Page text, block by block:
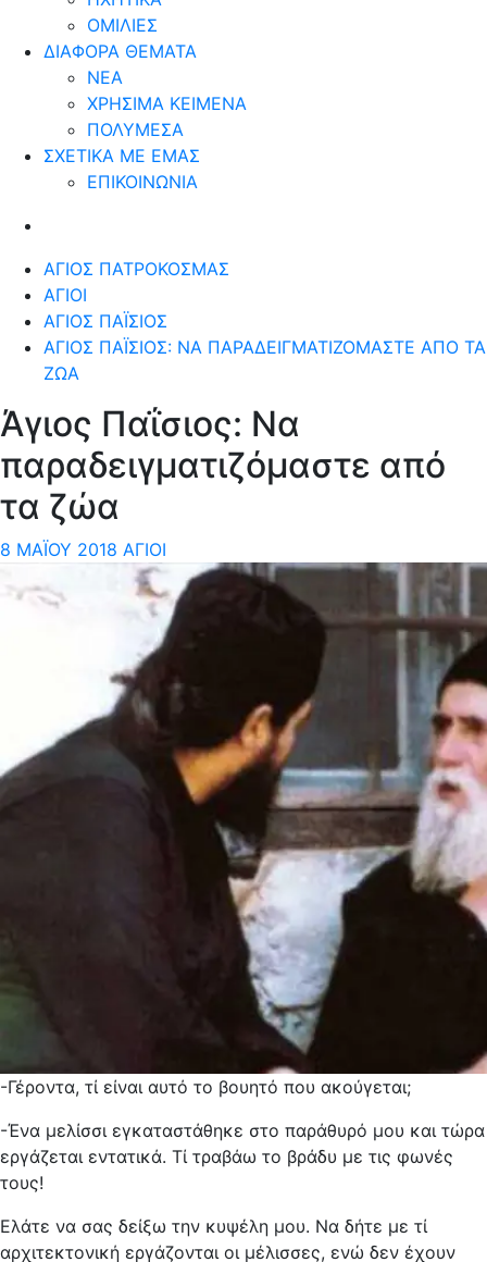
ΟΜΙΛΙΕΣ
ΔΙΑΦΟΡΑ ΘΕΜΑΤΑ
ΝΕΑ
ΧΡΗΣΙΜΑ ΚΕΙΜΕΝΑ
ΠΟΛΥΜΕΣΑ
ΣΧΕΤΙΚΑ ΜΕ ΕΜΑΣ
ΕΠΙΚΟΙΝΩΝΙΑ
ΆΓΙΟΣ ΠΑΤΡΟΚΟΣΜΆΣ
ΆΓΙΟΙ
ΆΓΙΟΣ ΠΑΪ́ΣΙΟΣ
ΆΓΙΟΣ ΠΑΪ́ΣΙΟΣ: ΝΑ ΠΑΡΑΔΕΙΓΜΑΤΙΖΌΜΑΣΤΕ ΑΠΌ ΤΑ
ΖΏΑ
Άγιος Παΐσιος: Να
παραδειγματιζόμαστε από
τα ζώα
8 ΜΑΪ́ΟΥ 2018 ΆΓΙΟΙ
-Γέροντα, τί είναι αυτό το βουητό που ακούγεται;
-Ένα μελίσσι εγκαταστάθηκε στο παράθυρό μου και τώρα
εργάζεται εντατικά. Τί τραβάω το βράδυ με τις φωνές
τους!
Ελάτε να σας δείξω την κυψέλη μου. Να δήτε με τί
αρχιτεκτονική εργάζονται οι μέλισσες, ενώ δεν έχουν